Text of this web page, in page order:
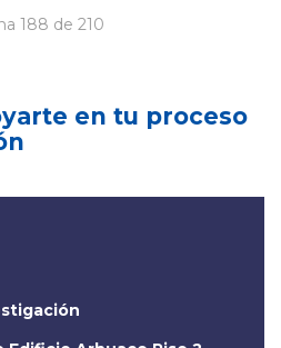
188 de 210
en tu proceso